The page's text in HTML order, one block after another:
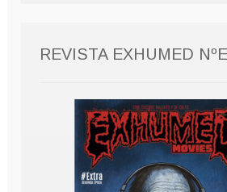
REVISTA EXHUMED